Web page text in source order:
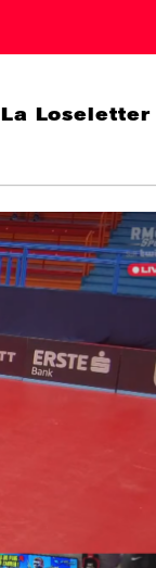
La Loseletter